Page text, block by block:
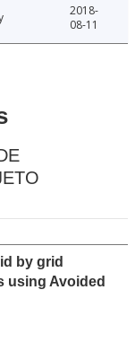
2018-
08-11
by grid
using Avoided